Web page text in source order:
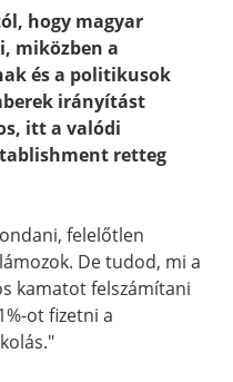
hogy magyar
miközben a
és a politikusok
irányítást
itt a valódi
retteg
felelőtlen
De tudod, mi a
kamatot felszámítani
ot fizetni a